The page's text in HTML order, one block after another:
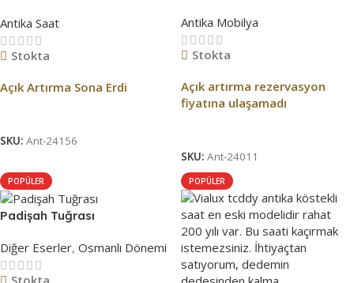
saat
Antika Saat
Stokta
Açık Artırma Sona Erdi
SKU: Ant-24156
Tezgahı | Ant-24011
Antika Mobilya
Stokta
Açık artırma rezervasyon
fiyatına ulaşamadı
SKU: Ant-24011
POPÜLER
Padişah Tuğrası
Diğer Eserler, Osmanlı Dönemi
POPÜLER